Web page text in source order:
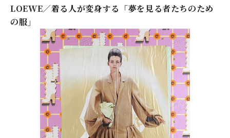
LOEWE／着る人が変身する「夢を見る者たちのため
の服」